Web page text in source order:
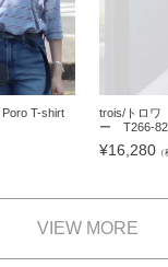
T-shirt
trois/トロワ
ー T266-
¥16,280
VIEW MORE